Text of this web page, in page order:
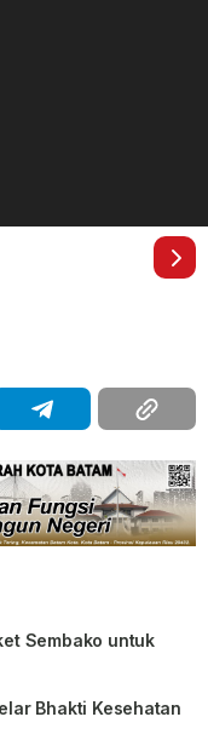
Sembako untuk
Bhakti Kesehatan